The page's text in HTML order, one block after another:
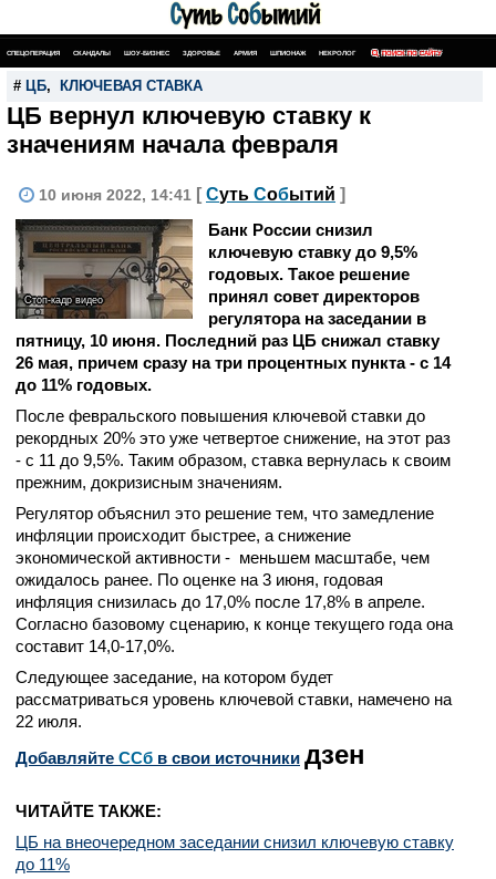
СПЕЦОПЕРАЦИЯ СКАНДАЛЫ ШОУ-БИЗНЕС ЗДОРОВЬЕ АРМИЯ ШПИОНАЖ НЕКРОЛОГ ПОИСК ПО САЙТУ
# ЦБ, КЛЮЧЕВАЯ СТАВКА
ЦБ вернул ключевую ставку к
значениям начала февраля
10 июня 2022, 14:41 [ Суть Событий ]
Стоп-кадр видео
Банк России снизил
ключевую ставку до 9,5%
годовых. Такое решение
принял совет директоров
регулятора на заседании в
пятницу, 10 июня. Последний раз ЦБ снижал ставку
26 мая, причем сразу на три процентных пункта - с 14
до 11% годовых.
После февральского повышения ключевой ставки до
рекордных 20% это уже четвертое снижение, на этот раз
- с 11 до 9,5%. Таким образом, ставка вернулась к своим
прежним, докризисным значениям.
Регулятор объяснил это решение тем, что замедление
инфляции происходит быстрее, а снижение
экономической активности - меньшем масштабе, чем
ожидалось ранее. По оценке на 3 июня, годовая
инфляция снизилась до 17,0% после 17,8% в апреле.
Согласно базовому сценарию, к конце текущего года она
составит 14,0-17,0%.
Следующее заседание, на котором будет
рассматриваться уровень ключевой ставки, намечено на
22 июля.
Добавляйте CСб в свои источники дзен
ЧИТАЙТЕ ТАКЖЕ:
ЦБ на внеочередном заседании снизил ключевую ставку
до 11%